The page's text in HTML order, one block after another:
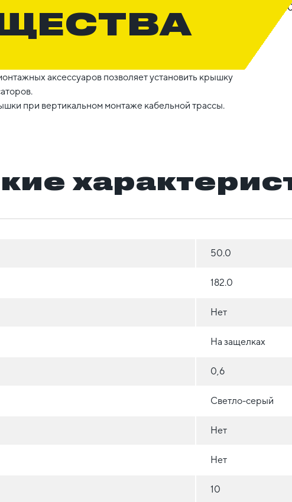
аксессуаров позволяет установить крышку
при вертикальном монтаже кабельной трассы.
50.0
182.0
Нет
На защелках
0,6
Светло-серый
Нет
Нет
10